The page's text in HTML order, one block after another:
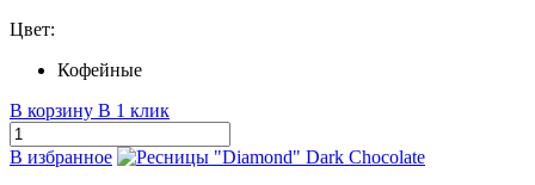
Цвет:
Кофейные
В корзину В 1 клик
В избранное